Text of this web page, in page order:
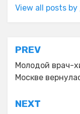
View all posts
Навигация
по
записям
PREV
Молодой врач-
Москве
NEXT